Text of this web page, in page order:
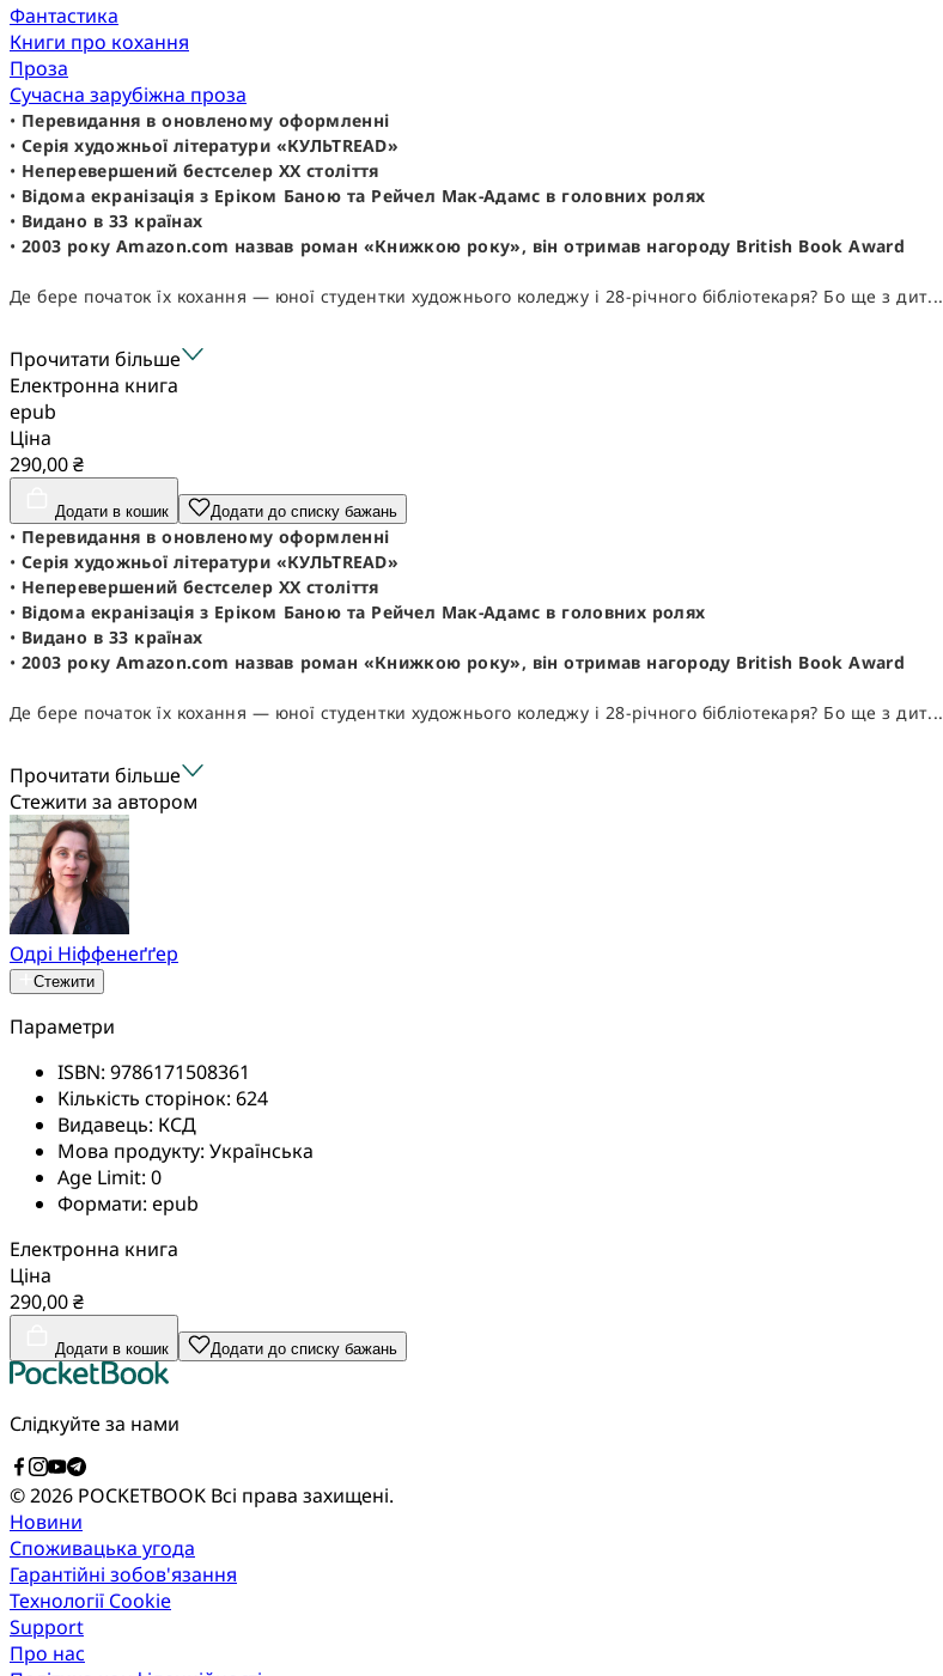
Фантастика
Книги про кохання
Проза
Сучасна зарубіжна проза
• Перевидання в оновленому оформленні
•Серія художньої літератури «КУЛЬТREAD»
• Неперевершений бестселер ХХ століття
• Відома екранізація з Еріком Баною та Рейчел Мак-Адамс в головних ролях
• Видано в 33 країнах
•2003 року Amazon.com назвав роман «Книжкою року», він отримав нагороду British Book Award
Де бере початок їх кохання — юної студентки художнього коледжу і 28-річного бібліотекаря? Бо ще з дит...
Прочитати більше
Електронна книга
epub
Ціна
290,00 ₴
Додати в кошик Додати до списку бажань
• Перевидання в оновленому оформленні
•Серія художньої літератури «КУЛЬТREAD»
• Неперевершений бестселер ХХ століття
• Відома екранізація з Еріком Баною та Рейчел Мак-Адамс в головних ролях
• Видано в 33 країнах
•2003 року Amazon.com назвав роман «Книжкою року», він отримав нагороду British Book Award
Де бере початок їх кохання — юної студентки художнього коледжу і 28-річного бібліотекаря? Бо ще з дит...
Прочитати більше
Стежити за автором
Одрі Ніффенеґґер
Стежити
Параметри
ISBN: 9786171508361
Кількість сторінок: 624
Видавець: КСД
Мова продукту: Українська
Age Limit: 0
Формати: epub
Електронна книга
Ціна
290,00 ₴
Додати в кошик Додати до списку бажань
Слідкуйте за нами
© 2026 POCKETBOOK Всі права захищені.
Новини
Споживацька угода
Гарантійні зобов'язання
Технології Cookie
Support
Про нас